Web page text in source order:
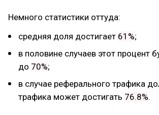
Немного статистики оттуда:
средняя доля достигает 61%;
в половине случаев этот процент
до 70%;
в случае реферального трафика
трафика может достигать 76.8%.